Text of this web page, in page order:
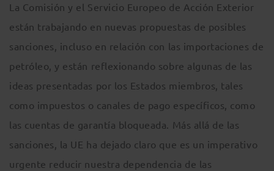
La Comisión y el Servicio Europeo de Acción Exterior
están trabajando en nuevas propuestas de posibles
sanciones, incluso en relación con las importaciones de
petróleo, y están reflexionando sobre algunas de las
ideas presentadas por los Estados miembros, tales
como impuestos o canales de pago específicos, como
las cuentas de garantía bloqueada. Más allá de las
sanciones, la UE ha dejado claro que es un imperativo
urgente reducir nuestra dependencia de las